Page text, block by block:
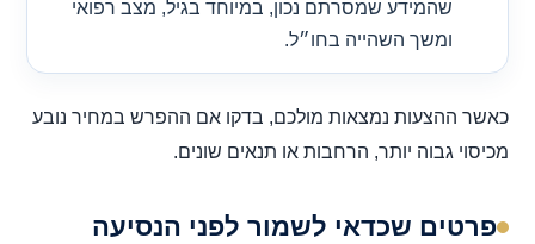
שהמידע שמסרתם נכון, במיוחד בגיל, מצב רפואי
ומשך השהייה בחו״ל.
כאשר ההצעות נמצאות מולכם, בדקו אם ההפרש במחיר נובע
מכיסוי גבוה יותר, הרחבות או תנאים שונים.
פרטים שכדאי לשמור לפני הנסיעה